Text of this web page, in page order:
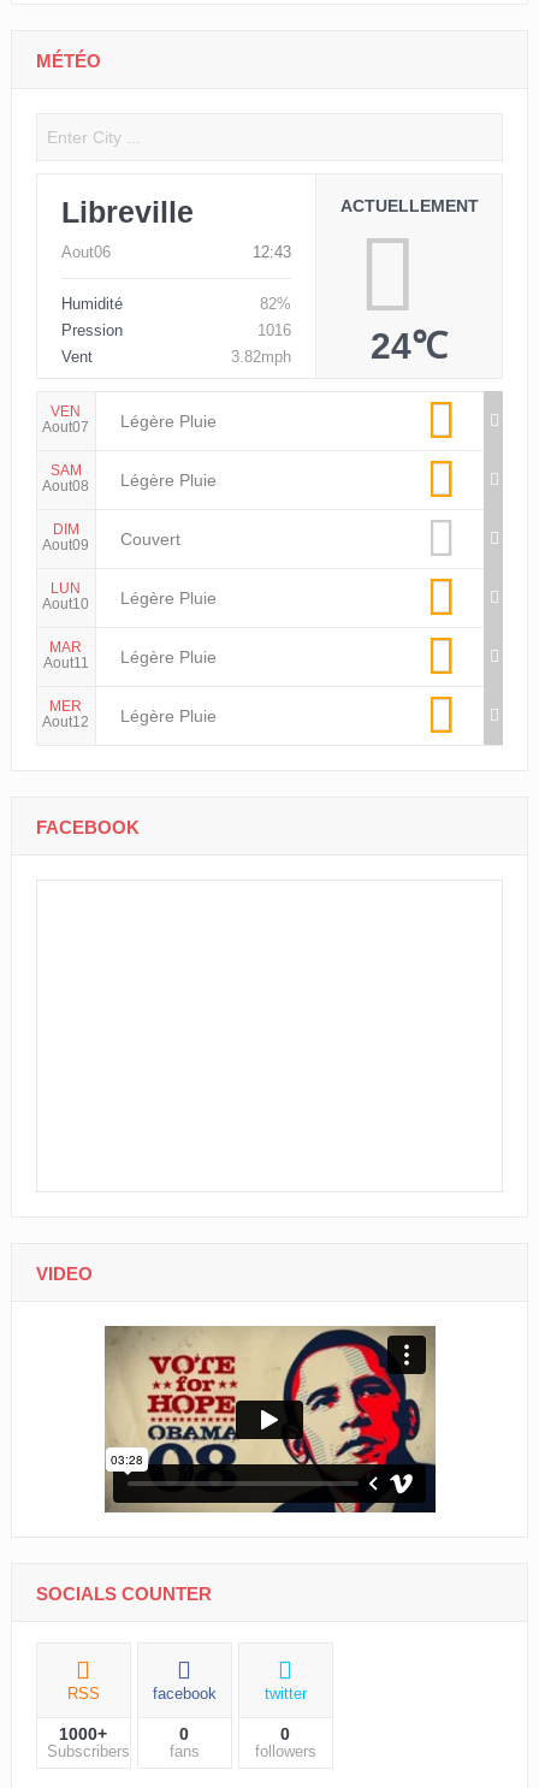
MÉTÉO
Libreville
Aout06 12:43
Humidité
82%
Pression
1016
Vent
3.82mph
ACTUELLEMENT
24℃
VEN
Aout07
Légère Pluie
SAM
Aout08
Légère Pluie
DIM
Aout09
Couvert
LUN
Aout10
Légère Pluie
MAR
Aout11
Légère Pluie
MER
Aout12
Légère Pluie
FACEBOOK
VIDEO
SOCIALS COUNTER
RSS
1000+
Subscribers
facebook
0
fans
twitter
0
followers